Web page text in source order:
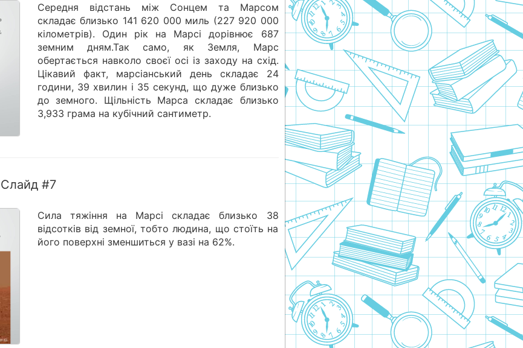
Середня відстань між Сонцем та Марсом
складає близько 141 620 000 миль (227 920 000
кілометрів). Один рік на Марсі дорівнює 687
земним дням.Так само, як Земля, Марс
обертається навколо своєї осі із заходу на схід.
Цікавий факт, марсіанський день складає 24
години, 39 хвилин і 35 секунд, що дуже близько
до земного. Щільність Марса складає близько
3,933 грама на кубічний сантиметр.
Слайд #7
Сила тяжіння на Марсі складає близько 38
відсотків від земної, тобто людина, що стоїть на
його поверхні зменшиться у вазі на 62%.